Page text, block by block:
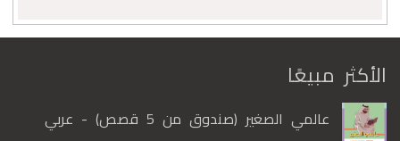
الأكثر مبيعًا
عالمي الصغير (صندوق من 5 قصص) - عربي